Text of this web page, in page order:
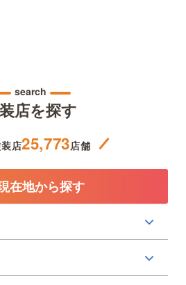
search
店を探す
店25,773店舗
在地から探す